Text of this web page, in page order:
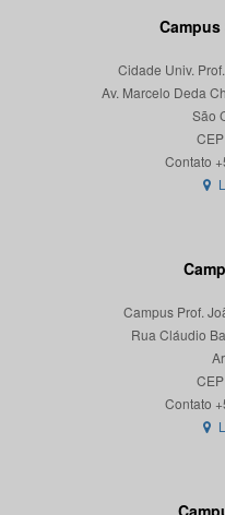
Cidade Univ.
Av. Marcelo Deda
São
Campus Prof.
Rua Cláudio